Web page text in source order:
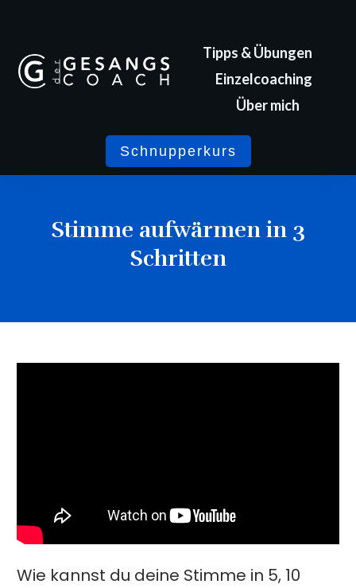
Tipps & Übungen
Einzelcoaching
Über mich
Schnupperkurs
Stimme aufwärmen in 3
Schritten
Wie kannst du deine Stimme in 5, 10